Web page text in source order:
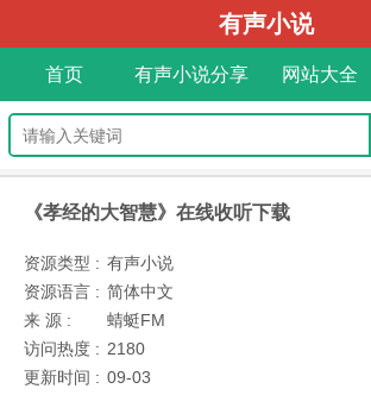
有声小说
首页 有声小说分享 网站大全
《孝经的大智慧》在线收听下载
资源类型 : 有声小说
资源语言 : 简体中文
来 源 :
蜻蜓FM
访问热度 : 2180
更新时间 : 09-03